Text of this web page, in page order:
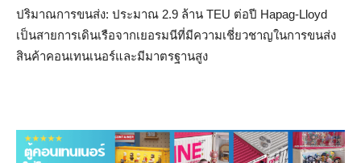
ปริมาณการขนส่ง: ประมาณ 2.9 ล้าน TEU ต่อปี Hapag-Lloyd
เป็นสายการเดินเรือจากเยอรมนีที่มีความเชี่ยวชาญในการขนส่ง
สินค้าคอนเทนเนอร์และมีมาตรฐานสูง